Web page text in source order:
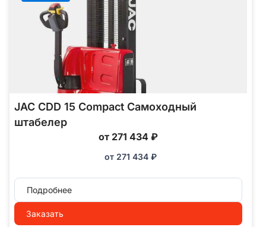
JAC CDD 15 Compact Самоходный
штабелер
от 271 434 ₽
от 271 434 ₽
Подробнее
Заказать